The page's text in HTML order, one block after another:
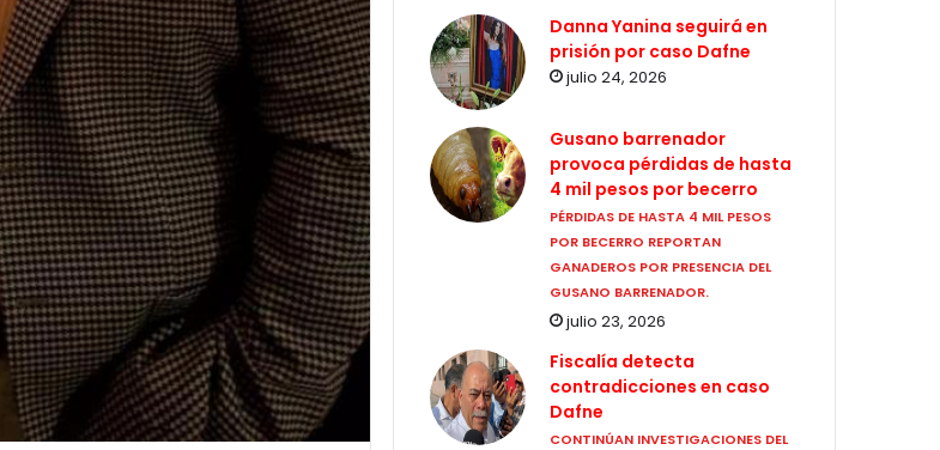
Danna Yanina seguirá en
prisión por caso Dafne
julio 24, 2026
Gusano barrenador
provoca pérdidas de hasta
4 mil pesos por becerro
PÉRDIDAS DE HASTA 4 MIL PESOS
POR BECERRO REPORTAN
GANADEROS POR PRESENCIA DEL
GUSANO BARRENADOR.
julio 23, 2026
Fiscalía detecta
contradicciones en caso
Dafne
CONTINÚAN INVESTIGACIONES DEL